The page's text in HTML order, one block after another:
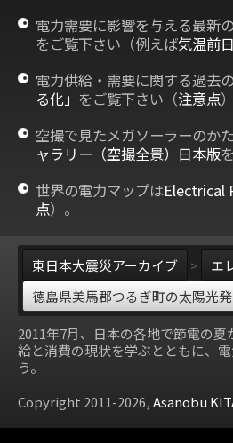
電力需要に影響を与える最新
をご覧下さい（例えば気温前
電力供給・需要に関する過去
る化」 をご覧下さい（注意点
空撮で見たメガソーラーのか
ャラリー（空撮全景）日本版
世界の電力マップはElectrical
点）。
東日本大震災アーカイブ > エ
徳島県美馬郡つるぎ町の太陽光
2011年7月、日本の各地で節電の
給と消費の現状を学ぶとともに、
う。
Copyright 2011-2026,Asanobu